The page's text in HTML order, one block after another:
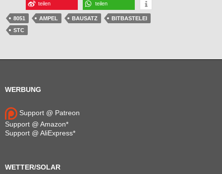
teilen teilen
8051 AMPEL BAUSATZ
BITBASTELEI
STC
WERBUNG
Support @ Patreon
Support @ Amazon*
Support @ AliExpress*
WETTER/SOLAR